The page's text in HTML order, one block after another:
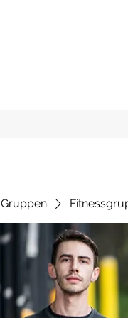
Gruppen